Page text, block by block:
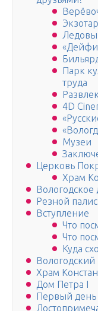
Парк
труда
4D
Музеи
Церковь
Храм
Вологодское
Резной
Вступление
Что
Что
Куда
Вологодский
Храм
Дом Петра I
Первый день